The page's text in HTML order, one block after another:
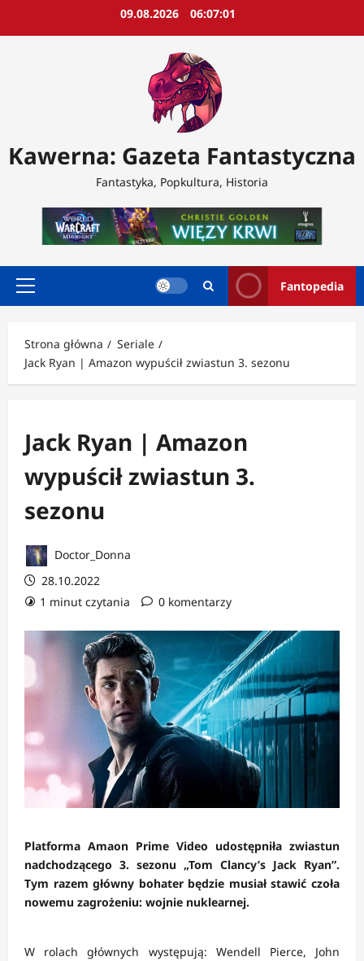
09.08.2026 06:07:03
Kawerna: Gazeta Fantastyczna
Fantastyka, Popkultura, Historia
Menu
Fantopedia
Strona główna
Seriale
Jack Ryan | Amazon wypuścił zwiastun 3. sezonu
Jack Ryan | Amazon
wypuścił zwiastun 3.
sezonu
Doctor_Donna
28.10.2022
1 minut czytania
0 komentarzy
Platforma Amaon Prime Video udostępniła zwiastun
nadchodzącego 3. sezonu „Tom Clancy’s Jack Ryan”.
Tym razem główny bohater będzie musiał stawić czoła
nowemu zagrożeniu: wojnie nuklearnej.
W rolach głównych występują: Wendell Pierce, John